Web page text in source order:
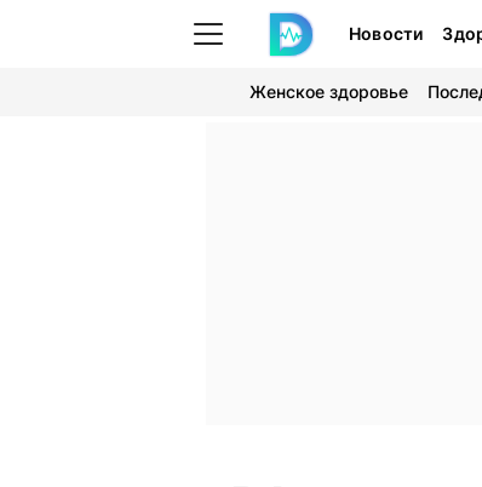
Новости
Женское здоровье